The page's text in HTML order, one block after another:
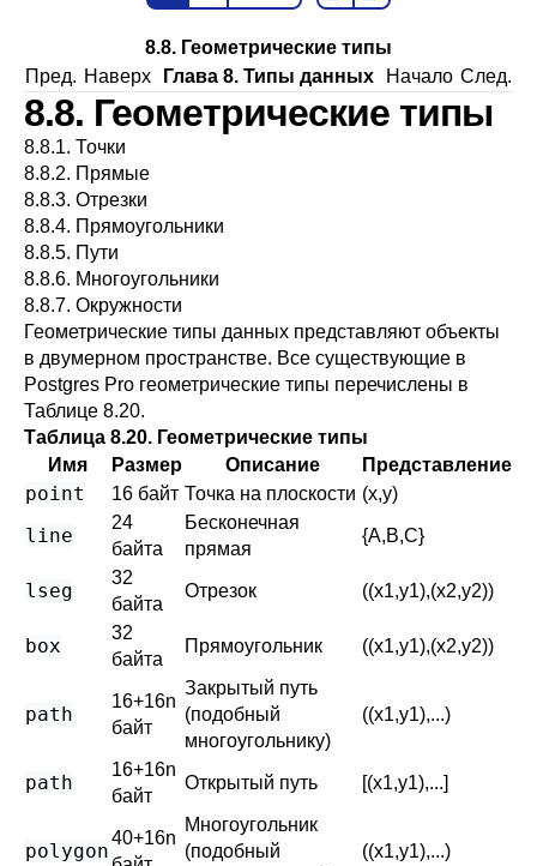
8.8. Геометрические типы
Пред. Наверх Глава 8. Типы данных Начало След.
8.8. Геометрические типы
8.8.1. Точки
8.8.2. Прямые
8.8.3. Отрезки
8.8.4. Прямоугольники
8.8.5. Пути
8.8.6. Многоугольники
8.8.7. Окружности
Геометрические типы данных представляют объекты
в двумерном пространстве. Все существующие в
Postgres Pro геометрические типы перечислены в
Таблице 8.20.
Таблица 8.20. Геометрические типы
Имя
Размер Описание Представление
point 16 байт Точка на плоскости (x,y)
line
24
байта
Бесконечная
прямая
{A,B,C}
lseg
32
байта
Отрезок ((x1,y1),(x2,y2))
box
32
байта
Прямоугольник ((x1,y1),(x2,y2))
path
16+16n
байт
Закрытый путь
(подобный
многоугольнику)
((x1,y1),...)
path
16+16n
байт
Открытый путь [(x1,y1),...]
polygon
40+16n
Многоугольник
(подобный
((x1,y1),...)